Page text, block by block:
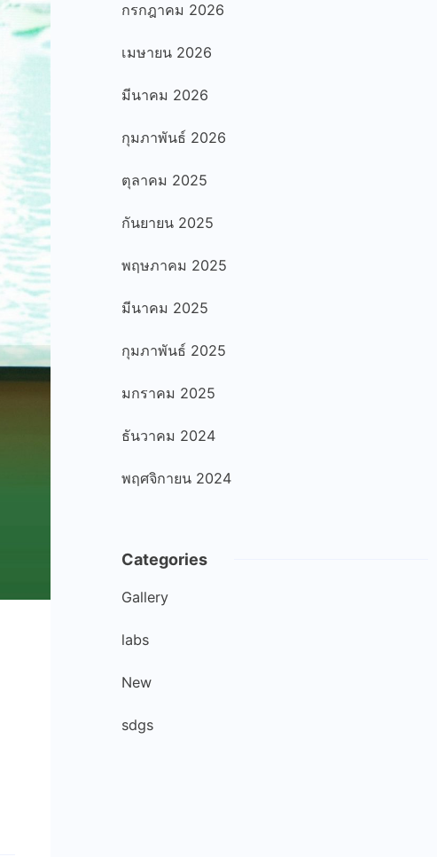
กรกฎาคม 2026
เมษายน 2026
มีนาคม 2026
กุมภาพันธ์ 2026
ตุลาคม 2025
กันยายน 2025
พฤษภาคม 2025
มีนาคม 2025
กุมภาพันธ์ 2025
มกราคม 2025
ธันวาคม 2024
พฤศจิกายน 2024
Categories
Gallery
labs
New
sdgs